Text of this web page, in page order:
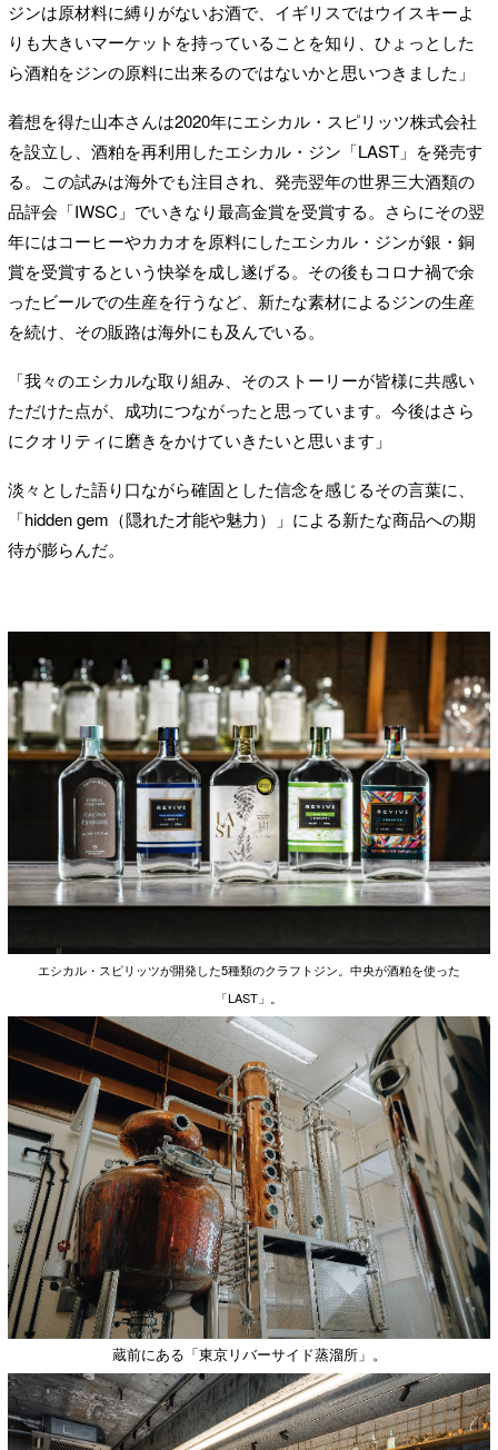
ジンは原材料に縛りがないお酒で、イギリスではウイスキーよ
りも大きいマーケットを持っていることを知り、ひょっとした
ら酒粕をジンの原料に出来るのではないかと思いつきました」
着想を得た山本さんは2020年にエシカル・スピリッツ株式会社
を設立し、酒粕を再利用したエシカル・ジン「LAST」を発売す
る。この試みは海外でも注目され、発売翌年の世界三大酒類の
品評会「IWSC」でいきなり最高金賞を受賞する。さらにその翌
年にはコーヒーやカカオを原料にしたエシカル・ジンが銀・銅
賞を受賞するという快挙を成し遂げる。その後もコロナ禍で余
ったビールでの生産を行うなど、新たな素材によるジンの生産
を続け、その販路は海外にも及んでいる。
「我々のエシカルな取り組み、そのストーリーが皆様に共感い
ただけた点が、成功につながったと思っています。今後はさら
にクオリティに磨きをかけていきたいと思います」
淡々とした語り口ながら確固とした信念を感じるその言葉に、
「hidden gem（隠れた才能や魅力）」による新たな商品への期
待が膨らんだ。
エシカル・スピリッツが開発した5種類のクラフトジン。中央が酒粕を使った
「LAST」。
蔵前にある「東京リバーサイド蒸溜所」。